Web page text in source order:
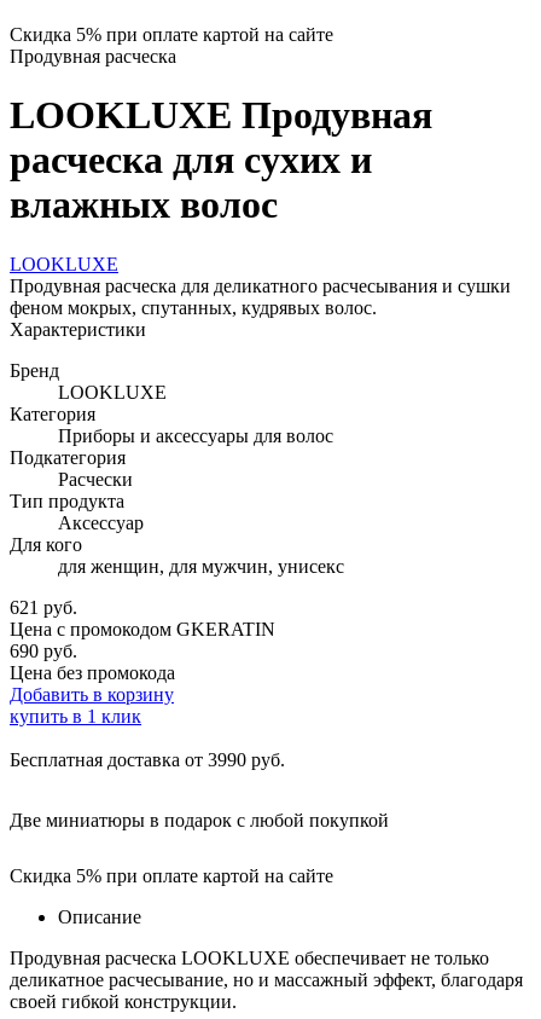
Скидка 5% при оплате картой на сайте
Продувная расческа
LOOKLUXE Продувная
расческа для сухих и
влажных волос
LOOKLUXE
Продувная расческа для деликатного расчесывания и сушки
феном мокрых, спутанных, кудрявых волос.
Характеристики
Бренд
LOOKLUXE
Категория
Приборы и аксессуары для волос
Подкатегория
Расчески
Тип продукта
Аксессуар
Для кого
для женщин, для мужчин, унисекс
621 руб.
Цена с промокодом GKERATIN
690 руб.
Цена без промокода
Добавить в корзину
купить в 1 клик
Бесплатная доставка от 3990 руб.
Две миниатюры в подарок с любой покупкой
Скидка 5% при оплате картой на сайте
Описание
Продувная расческа LOOKLUXE обеспечивает не только
деликатное расчесывание, но и массажный эффект, благодаря
своей гибкой конструкции.